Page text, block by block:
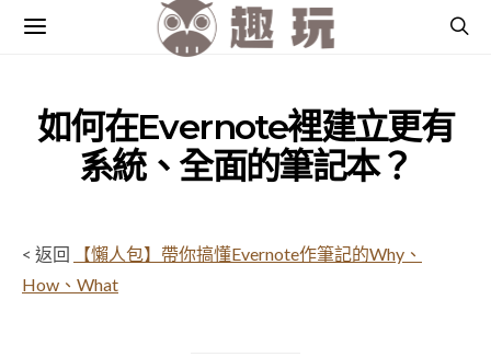
如何在Evernote裡建立更有
系統、全面的筆記本？
< 返回
【懶人包】帶你搞懂Evernote作筆記的Why、
How、What